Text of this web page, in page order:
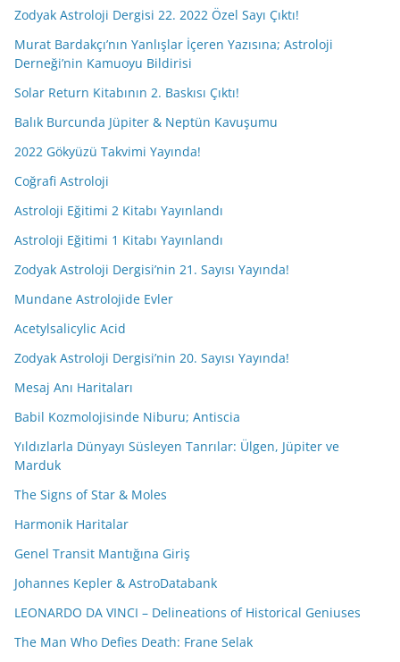
Zodyak Astroloji Dergisi 22. 2022 Özel Sayı Çıktı!
Murat Bardakçı’nın Yanlışlar İçeren Yazısına; Astroloji
Derneği’nin Kamuoyu Bildirisi
Solar Return Kitabının 2. Baskısı Çıktı!
Balık Burcunda Jüpiter & Neptün Kavuşumu
2022 Gökyüzü Takvimi Yayında!
Coğrafi Astroloji
Astroloji Eğitimi 2 Kitabı Yayınlandı
Astroloji Eğitimi 1 Kitabı Yayınlandı
Zodyak Astroloji Dergisi’nin 21. Sayısı Yayında!
Mundane Astrolojide Evler
Acetylsalicylic Acid
Zodyak Astroloji Dergisi’nin 20. Sayısı Yayında!
Mesaj Anı Haritaları
Babil Kozmolojisinde Niburu; Antiscia
Yıldızlarla Dünyayı Süsleyen Tanrılar: Ülgen, Jüpiter ve
Marduk
The Signs of Star & Moles
Harmonik Haritalar
Genel Transit Mantığına Giriş
Johannes Kepler & AstroDatabank
LEONARDO DA VINCI – Delineations of Historical Geniuses
The Man Who Defies Death: Frane Selak